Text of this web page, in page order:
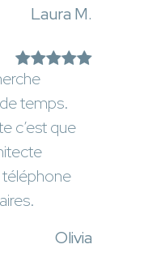
Laura M.
temps.
c’est que
Olivia